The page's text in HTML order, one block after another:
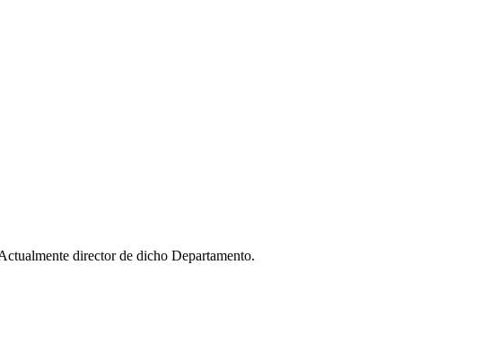
director de dicho Departamento.